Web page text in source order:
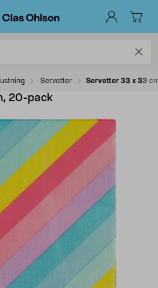
Servetter Servetter 33 x 33
20-pack